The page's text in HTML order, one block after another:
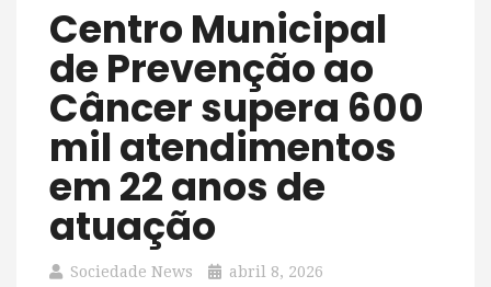
Centro Municipal
de Prevenção ao
Câncer supera 600
mil atendimentos
em 22 anos de
atuação
Sociedade News abril 8, 2026